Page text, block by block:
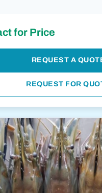
for Price
REQUEST A
REQUEST FOR